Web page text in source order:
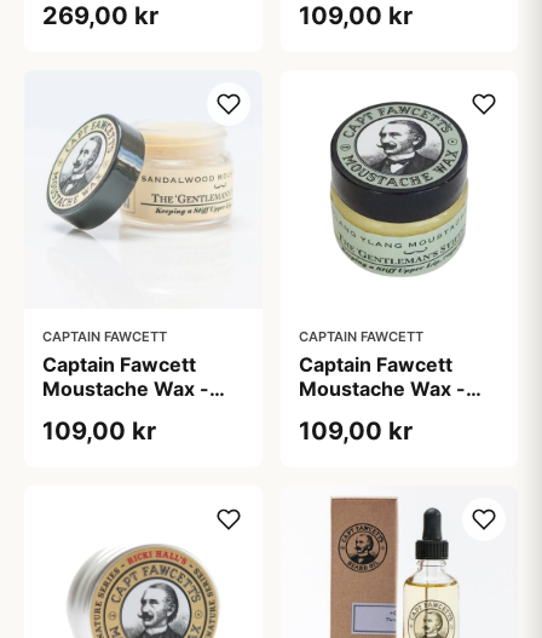
269,00 kr
(Lavendel, 15 ml)
109,00 kr
CAPTAIN FAWCETT
Captain Fawcett
Moustache Wax -
(Sandalwood, 15 ml)
109,00 kr
CAPTAIN FAWCETT
Captain Fawcett
Moustache Wax -
Ylang, 15 ml)
109,00 kr